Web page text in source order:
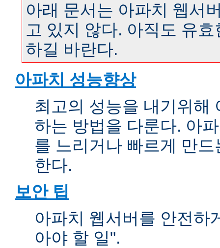
아래 문서는 아파치 웹서
고 있지 않다. 아직도 유
하길 바란다.
아파치 성능향상
최고의 성능을 내기위해
하는 방법을 다룬다. 아
를 느리거나 빠르게 만
한다.
보안 팁
아파치 웹서버를 안전하
아야 할 일".